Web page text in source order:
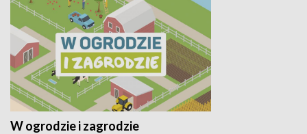
W ogrodzie i zagrodzie